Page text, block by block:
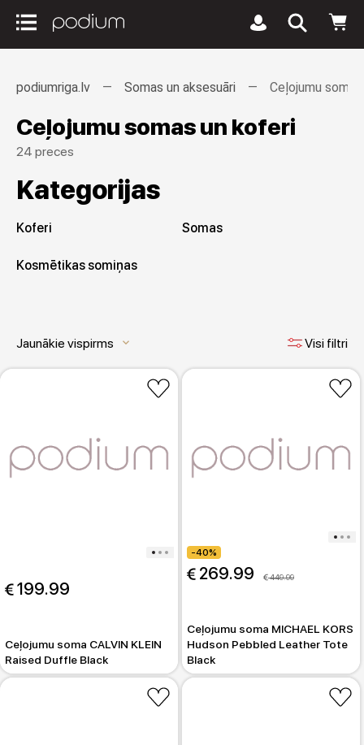
podiumriga.lv Somas un aksesuāri Ceļojumu
Ceļojumu somas un koferi
24 preces
Kategorijas
Koferi Somas
Kosmētikas somiņas
Jaunākie vispirms keyboard_arrow_down Visi filtri
199.99
Ceļojumu soma CALVIN KLEIN
Raised Duffle Black
-40%
269.99 449.99
Ceļojumu soma MICHAEL KORS
Hudson Pebbled Leather Tote
Black